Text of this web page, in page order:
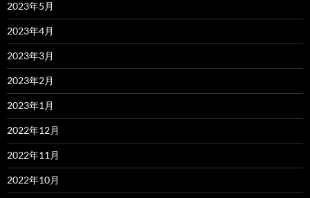
2023年5月
2023年4月
2023年3月
2023年2月
2023年1月
2022年12月
2022年11月
2022年10月